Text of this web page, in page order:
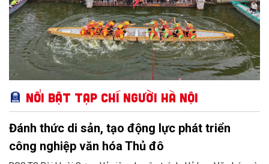
Nổi bật Tạp chí Người Hà Nội
Đánh thức di sản, tạo động lực phát triển
công nghiệp văn hóa Thủ đô